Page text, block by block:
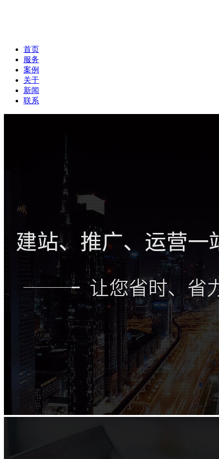
首页
服务
案例
关于
新闻
联系